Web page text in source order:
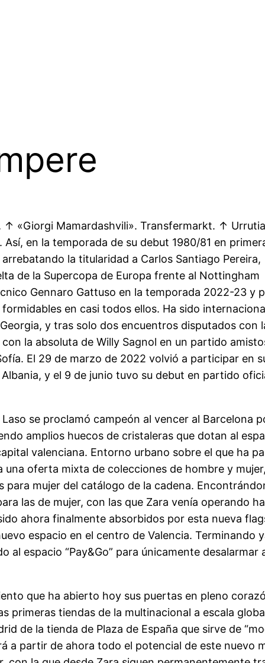
↑ «Giorgi Mamardashvili». Transfermarkt. ↑
en la temporada de su debut 1980/81 en
la titularidad a Carlos Santiago Pereira,
de la Supercopa de Europa frente al Nottingham
Gennaro Gattuso en la temporada 2022-23 y
en casi todos ellos. Ha sido
y tras solo dos encuentros disputados con
la absoluta de Willy Sagnol en un partido
El 29 de marzo de 2022 volvió a participar en
y el 9 de junio tuvo su debut en partido
se proclamó campeón al vencer al Barcelona
amplios huecos de cristaleras que dotan al
valenciana. Entorno urbano sobre el que ha
oferta mixta de colecciones de hombre y
mujer del catálogo de la cadena.
las de mujer, con las que Zara venía operando
ahora finalmente absorbidos por esta nueva
espacio en el centro de Valencia. Terminando
espacio “Pay&Go” para únicamente desalarmar
que ha abierto hoy sus puertas en pleno
primeras tiendas de la multinacional a escala
de la tienda de Plaza de España que sirve de
a partir de ahora todo el potencial de este nuevo